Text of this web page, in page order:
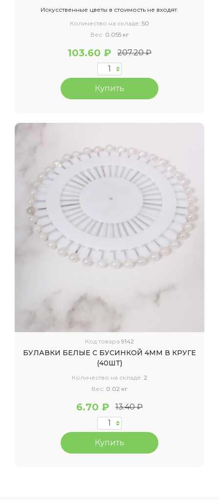
Искусственные цветы в стоимость не входят.
Количество на складе: 50
Вес: 0.055 кг
103.60 ₽ 207.20 ₽
Купить
Код товара 9142
БУЛАВКИ БЕЛЫЕ С БУСИНКОЙ 4ММ В КРУГЕ
(40ШТ)
Количество на складе: 2
Вес: 0.02 кг
6.70 ₽ 13.40 ₽
Купить